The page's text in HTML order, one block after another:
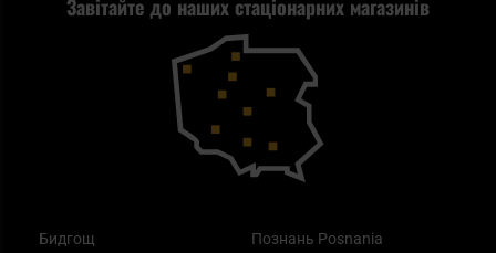
Завітайте до наших стаціонарних магазинів
Бидгощ Познань Posnania
Повернення товару
Blackout - що це таке?
Як працює маска від смогу?
Найкращі спальні мішки на осінь